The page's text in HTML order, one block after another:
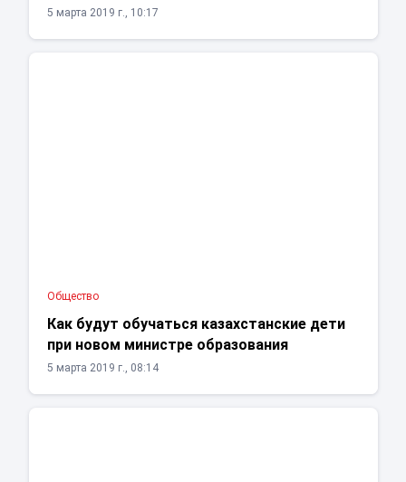
5 марта 2019 г., 10:17
Общество
Как будут обучаться казахстанские дети
при новом министре образования
5 марта 2019 г., 08:14